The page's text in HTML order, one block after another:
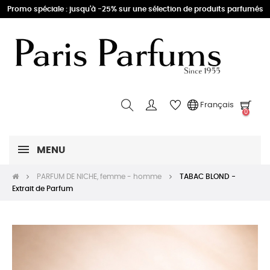
Promo spéciale : jusqu'à -25% sur une sélection de produits parfumés
Français
0
MENU
PARFUM DE NICHE, femme - homme
TABAC BLOND -
Extrait de Parfum